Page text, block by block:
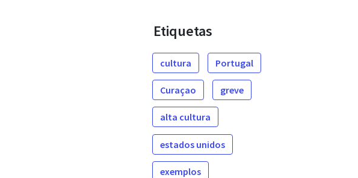
Etiquetas
cultura Portugal
Curaçao greve
alta cultura
estados unidos
exemplos